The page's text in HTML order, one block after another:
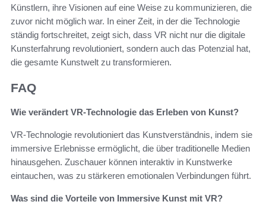
Künstlern, ihre Visionen auf eine Weise zu kommunizieren, die
zuvor nicht möglich war. In einer Zeit, in der die Technologie
ständig fortschreitet, zeigt sich, dass VR nicht nur die digitale
Kunsterfahrung revolutioniert, sondern auch das Potenzial hat,
die gesamte Kunstwelt zu transformieren.
FAQ
Wie verändert VR-Technologie das Erleben von Kunst?
VR-Technologie revolutioniert das Kunstverständnis, indem sie
immersive Erlebnisse ermöglicht, die über traditionelle Medien
hinausgehen. Zuschauer können interaktiv in Kunstwerke
eintauchen, was zu stärkeren emotionalen Verbindungen führt.
Was sind die Vorteile von Immersive Kunst mit VR?